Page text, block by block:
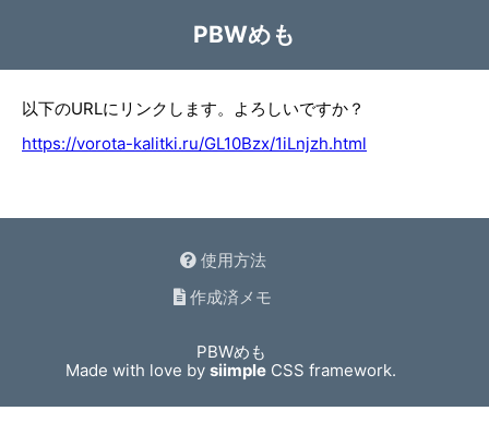
PBWめも
以下のURLにリンクします。よろしいですか？
https://vorota-kalitki.ru/GL10Bzx/1iLnjzh.html
使用方法
作成済メモ
PBWめも
Made with love bysiimple CSS framework.